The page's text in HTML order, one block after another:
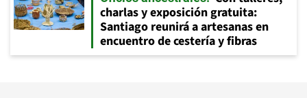
charlas y exposición gratuita:
Santiago reunirá a artesanas en
encuentro de cestería y fibras